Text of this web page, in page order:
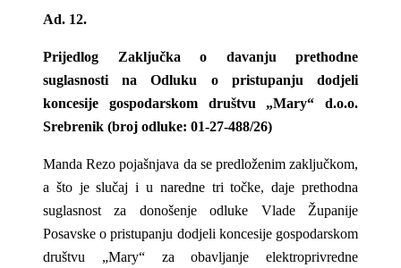
Ad. 12.
Prijedlog Zaključka o davanju prethodne
suglasnosti na Odluku o pristupanju dodjeli
koncesije gospodarskom društvu „Mary“ d.o.o.
Srebrenik (broj odluke: 01-27-488/26)
Manda Rezo pojašnjava da se predloženim zaključkom,
a što je slučaj i u naredne tri točke, daje prethodna
suglasnost za donošenje odluke Vlade Županije
Posavske o pristupanju dodjeli koncesije gospodarskom
društvu „Mary“ za obavljanje elektroprivredne